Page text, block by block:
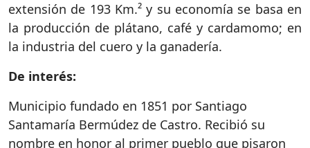
extensión de 193 Km.² y su economía se basa en
la producción de plátano, café y cardamomo; en
la industria del cuero y la ganadería.
De interés:
Municipio fundado en 1851 por Santiago
Santamaría Bermúdez de Castro. Recibió su
nombre en honor al primer pueblo que pisaron